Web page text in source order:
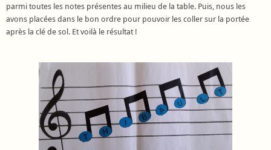
parmi toutes les notes présentes au milieu de la table. Puis, nous les
avons placées dans le bon ordre pour pouvoir les coller sur la portée
après la clé de sol. Et voilà le résultat !